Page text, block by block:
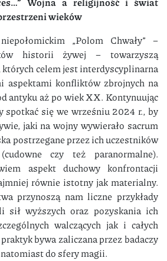
wieków
„Polom Chwały” –
historii żywej – towarzyszą
których celem jest interdyscyplinarna
aspektami konfliktów zbrojnych na
antyku aż po wiek XX. Kontynuując
spotkać się we wrześniu 2024 r., by
jaki na wojny wywierało sacrum
postrzegane przez ich uczestników
czy też paranormalne).
aspekt duchowy konfrontacji
równie istotny jak materialny.
przynoszą nam liczne przykłady
sił wyższych oraz pozyskania ich
walczących jak i całych
bywa zaliczana przez badaczy
do sfery magii.